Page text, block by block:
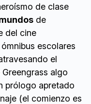
de clase
de
del cine
escolares
el
algo
prólogo apretado
(el comienzo es